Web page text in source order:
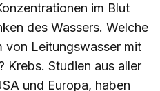
im Blut
des Wassers. Welche
von Leitungswasser mit
Krebs. Studien aus aller
und Europa, haben